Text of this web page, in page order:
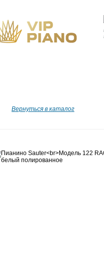
Вернуться в каталог